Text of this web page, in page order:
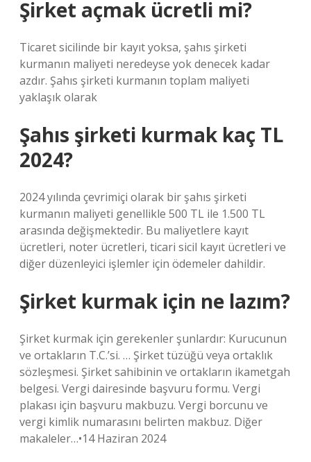
Şirket açmak ücretli mi?
Ticaret sicilinde bir kayıt yoksa, şahıs şirketi
kurmanın maliyeti neredeyse yok denecek kadar
azdır. Şahıs şirketi kurmanın toplam maliyeti
yaklaşık olarak
Şahıs şirketi kurmak kaç TL
2024?
2024 yılında çevrimiçi olarak bir şahıs şirketi
kurmanın maliyeti genellikle 500 TL ile 1.500 TL
arasında değişmektedir. Bu maliyetlere kayıt
ücretleri, noter ücretleri, ticari sicil kayıt ücretleri ve
diğer düzenleyici işlemler için ödemeler dahildir.
Şirket kurmak için ne lazım?
Şirket kurmak için gerekenler şunlardır: Kurucunun
ve ortakların T.C.’si. … Şirket tüzüğü veya ortaklık
sözleşmesi. Şirket sahibinin ve ortakların ikametgah
belgesi. Vergi dairesinde başvuru formu. Vergi
plakası için başvuru makbuzu. Vergi borcunu ve
vergi kimlik numarasını belirten makbuz. Diğer
makaleler…•14 Haziran 2024